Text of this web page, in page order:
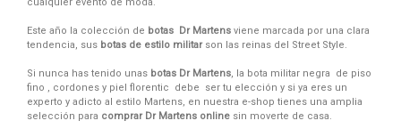
Este año la colección de botas Dr Martens viene marcada por una clara
tendencia, sus botas de estilo militarson las reinas del Street Style.
Si nunca has tenido unas botas Dr Martens, la bota militar negra de piso
fino , cordones y piel florentic debe ser tu elección y si ya eres un
experto y adicto al estilo Martens, en nuestra e-shop tienes una amplia
selección para comprar Dr Martens online sin moverte de casa.